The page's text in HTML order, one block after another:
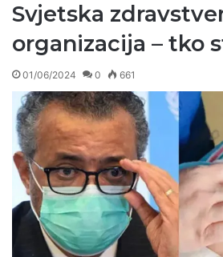
Svjetska
organizacija – tko
01/06/2024 0 661